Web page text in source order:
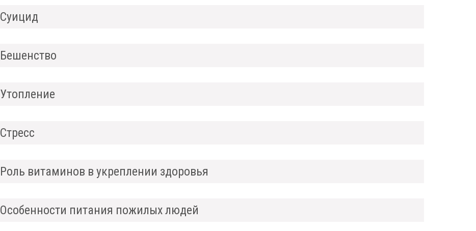
Суицид
Бешенство
Утопление
Стресс
Роль витаминов в укреплении здоровья
Особенности питания пожилых людей